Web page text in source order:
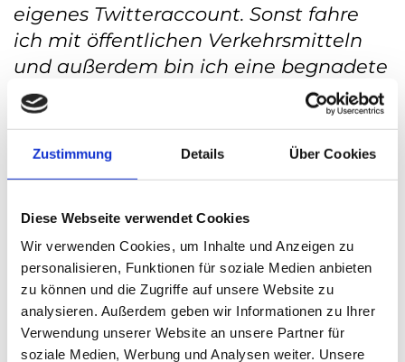
Zustimmung Details Über Cookies
Diese Webseite verwendet Cookies
Wir verwenden Cookies, um Inhalte und Anzeigen zu
personalisieren, Funktionen für soziale Medien anbieten
zu können und die Zugriffe auf unsere Website zu
analysieren. Außerdem geben wir Informationen zu Ihrer
Verwendung unserer Website an unsere Partner für
soziale Medien, Werbung und Analysen weiter. Unsere
eigenes Twitteraccount. Sonst fahre
ich mit öffentlichen Verkehrsmitteln
und außerdem bin ich eine begnadete
Mitfahrerin und wünsche mir
irgendwann eine Jahreskarte eines
immer verfügbaren umfassenden
Gibt es noch etwas dass Sie über sich
und Ihr Unternehmen berichten
möchten?
Man kann alles Lernen. Keine Angst